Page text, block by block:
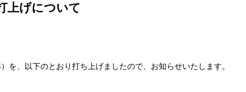
上げについて
を、以下のとおり打ち上げましたので、お知らせいたします。